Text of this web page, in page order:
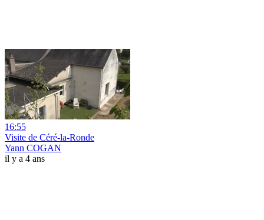
16:55
Visite de Céré-la-Ronde
Yann COGAN
il y a 4 ans